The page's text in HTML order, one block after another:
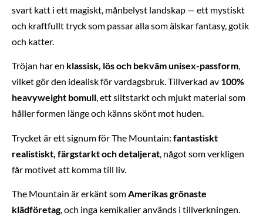
svart katt i ett magiskt, månbelyst landskap — ett mystiskt
och kraftfullt tryck som passar alla som älskar fantasy, gotik
och katter.
Tröjan har en klassisk, lös och bekväm unisex-passform,
vilket gör den idealisk för vardagsbruk. Tillverkad av 100%
heavyweight bomull, ett slitstarkt och mjukt material som
håller formen länge och känns skönt mot huden.
Trycket är ett signum för The Mountain: fantastiskt
realistiskt, färgstarkt och detaljerat , något som verkligen
får motivet att komma till liv.
The Mountain är erkänt somAmerikas grönaste
klädföretag, och inga kemikalier används i tillverkningen.